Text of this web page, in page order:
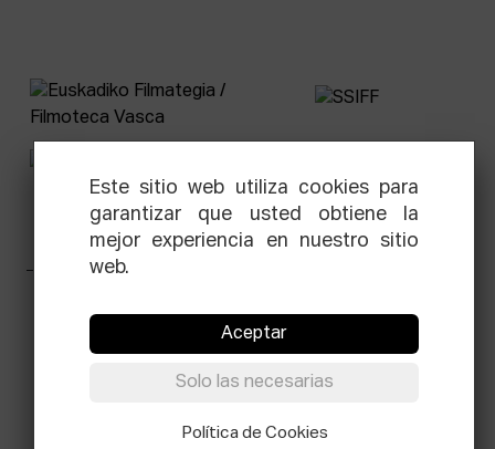
Tabakalera · Andre zigarrogileak plaza, 1
T.0034 943 545 005
Este sitio web utiliza cookies para
garantizar que usted obtiene la
mejor experiencia en nuestro sitio
web.
Aceptar
Solo las necesarias
Política de Cookies